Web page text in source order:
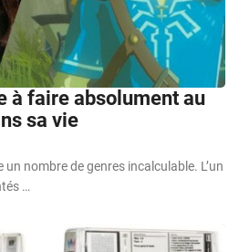
à faire absolument au
sa vie
nombre de genres incalculable. L’un
…